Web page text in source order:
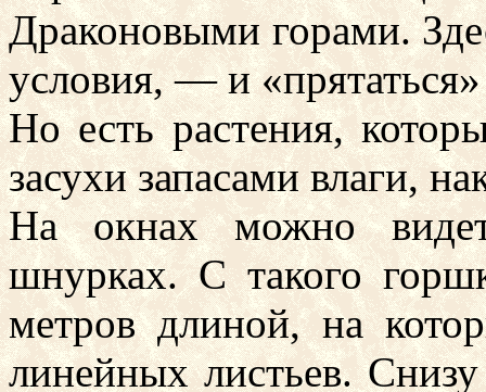
Драконовыми горами.
условия, — и
Но есть растения,
засухи запасами влаги,
На окнах можно
шнурках. С такого
метров длиной, на
линейных листьев.